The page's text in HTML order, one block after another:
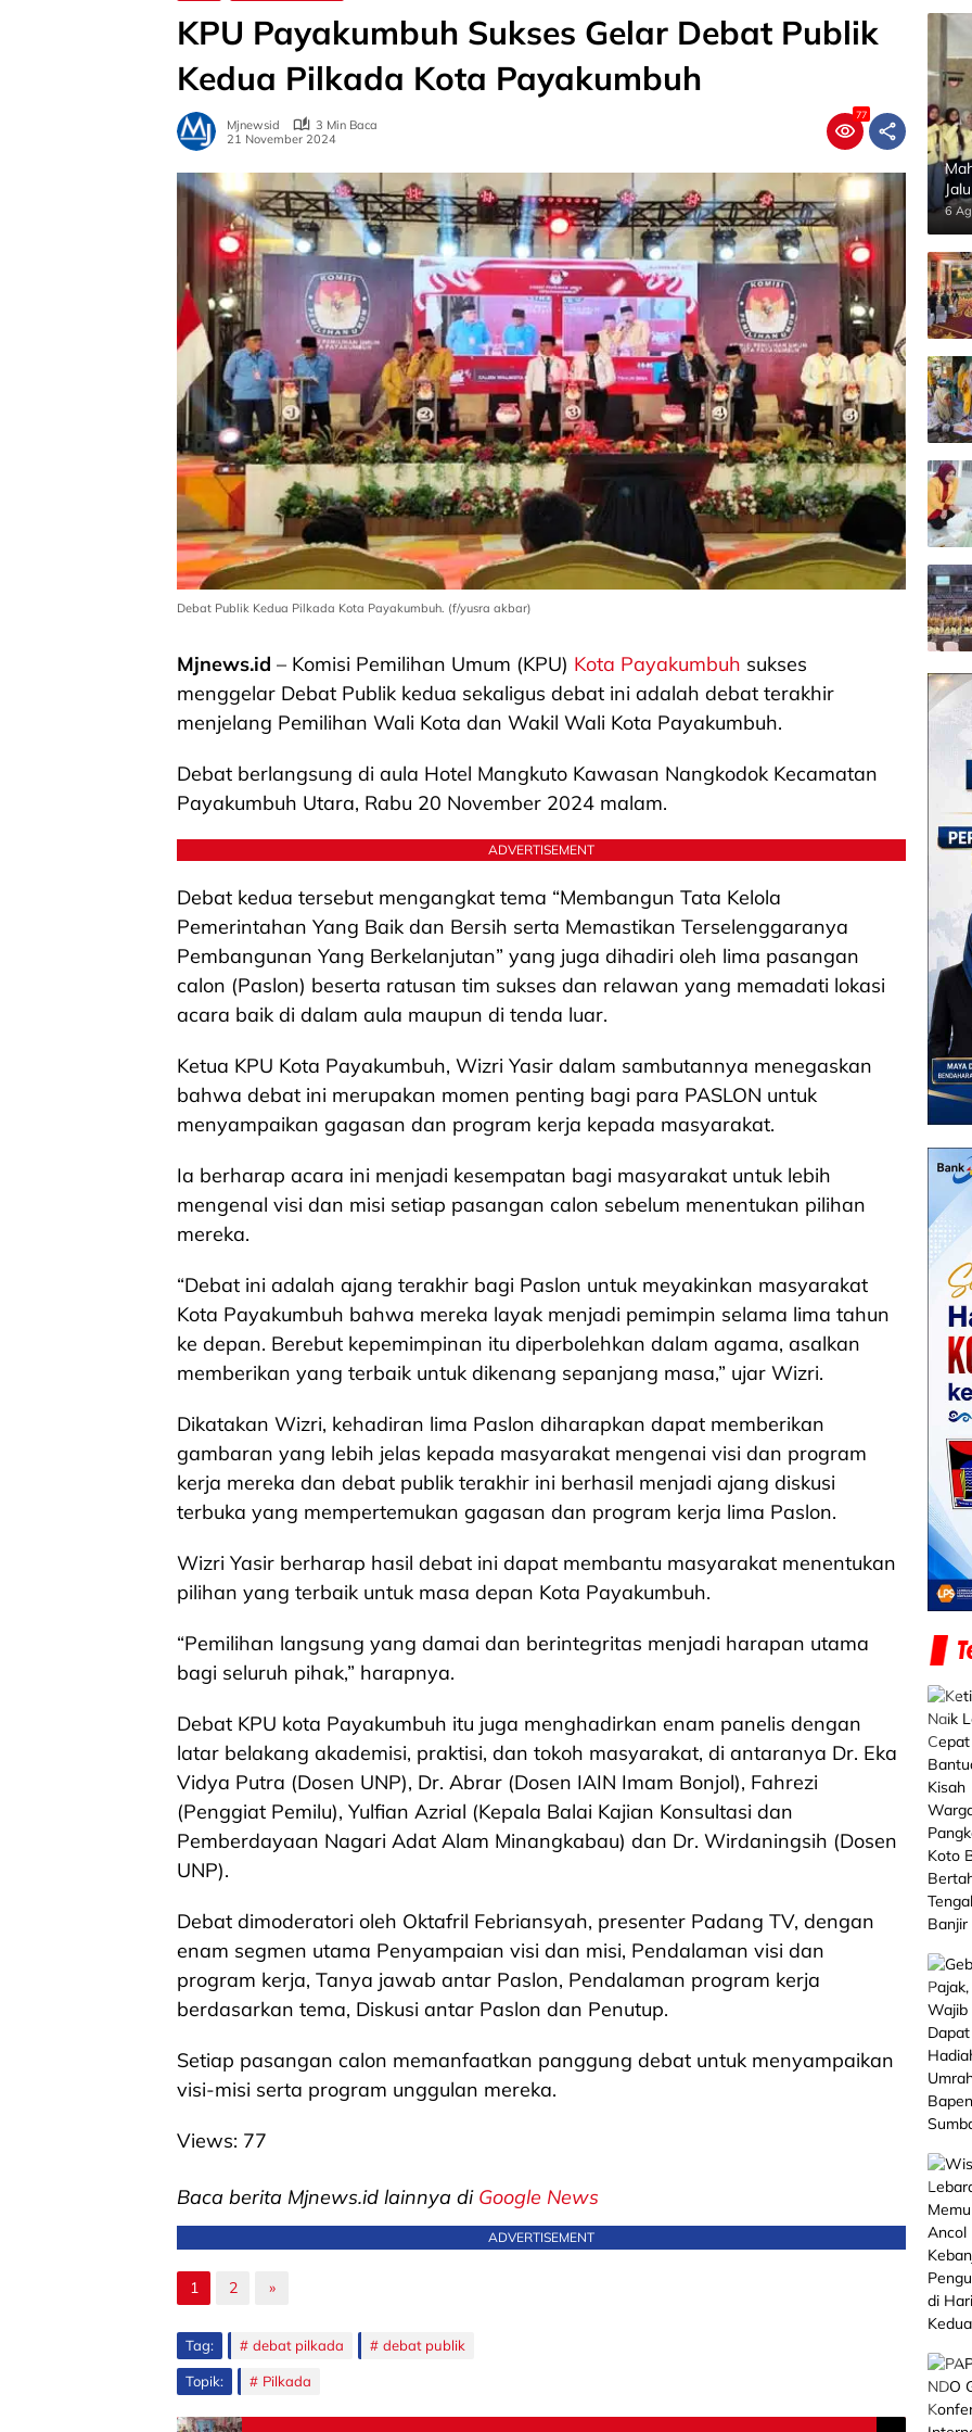
KPU Payakumbuh Sukses Gelar Debat Publik
Kedua Pilkada Kota Payakumbuh
Mjnewsid
3 Min Baca
21 November 2024
77
Debat Publik Kedua Pilkada Kota Payakumbuh. (f/yusra akbar)
Mjnews.id – Komisi Pemilihan Umum (KPU) Kota Payakumbuh sukses
menggelar Debat Publik kedua sekaligus debat ini adalah debat terakhir
menjelang Pemilihan Wali Kota dan Wakil Wali Kota Payakumbuh.
Debat berlangsung di aula Hotel Mangkuto Kawasan Nangkodok Kecamatan
Payakumbuh Utara, Rabu 20 November 2024 malam.
ADVERTISEMENT
Debat kedua tersebut mengangkat tema “Membangun Tata Kelola
Pemerintahan Yang Baik dan Bersih serta Memastikan Terselenggaranya
Pembangunan Yang Berkelanjutan” yang juga dihadiri oleh lima pasangan
calon (Paslon) beserta ratusan tim sukses dan relawan yang memadati lokasi
acara baik di dalam aula maupun di tenda luar.
Ketua KPU Kota Payakumbuh, Wizri Yasir dalam sambutannya menegaskan
bahwa debat ini merupakan momen penting bagi para PASLON untuk
menyampaikan gagasan dan program kerja kepada masyarakat.
Ia berharap acara ini menjadi kesempatan bagi masyarakat untuk lebih
mengenal visi dan misi setiap pasangan calon sebelum menentukan pilihan
mereka.
“Debat ini adalah ajang terakhir bagi Paslon untuk meyakinkan masyarakat
Kota Payakumbuh bahwa mereka layak menjadi pemimpin selama lima tahun
ke depan. Berebut kepemimpinan itu diperbolehkan dalam agama, asalkan
memberikan yang terbaik untuk dikenang sepanjang masa,” ujar Wizri.
Dikatakan Wizri, kehadiran lima Paslon diharapkan dapat memberikan
gambaran yang lebih jelas kepada masyarakat mengenai visi dan program
kerja mereka dan debat publik terakhir ini berhasil menjadi ajang diskusi
terbuka yang mempertemukan gagasan dan program kerja lima Paslon.
Wizri Yasir berharap hasil debat ini dapat membantu masyarakat menentukan
pilihan yang terbaik untuk masa depan Kota Payakumbuh.
“Pemilihan langsung yang damai dan berintegritas menjadi harapan utama
bagi seluruh pihak,” harapnya.
Debat KPU kota Payakumbuh itu juga menghadirkan enam panelis dengan
latar belakang akademisi, praktisi, dan tokoh masyarakat, di antaranya Dr. Eka
Vidya Putra (Dosen UNP), Dr. Abrar (Dosen IAIN Imam Bonjol), Fahrezi
(Penggiat Pemilu), Yulfian Azrial (Kepala Balai Kajian Konsultasi dan
Pemberdayaan Nagari Adat Alam Minangkabau) dan Dr. Wirdaningsih (Dosen
UNP).
Debat dimoderatori oleh Oktafril Febriansyah, presenter Padang TV, dengan
enam segmen utama Penyampaian visi dan misi, Pendalaman visi dan
program kerja, Tanya jawab antar Paslon, Pendalaman program kerja
berdasarkan tema, Diskusi antar Paslon dan Penutup.
Setiap pasangan calon memanfaatkan panggung debat untuk menyampaikan
visi-misi serta program unggulan mereka.
Views: 77
Baca berita Mjnews.id lainnya di Google News
ADVERTISEMENT
1 2 »
Tag: debat pilkada debat publik
Topik: Pilkada
6